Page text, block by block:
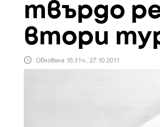
твърдо
втори
Обновена 16:31ч., 27.10.2011